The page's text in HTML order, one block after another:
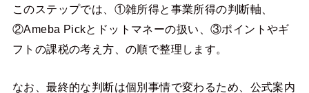
このステップでは、①雑所得と事業所得の判断軸、
②Ameba Pickとドットマネーの扱い、③ポイントやギ
フトの課税の考え方、の順で整理します。
なお、最終的な判断は個別事情で変わるため、公式案内